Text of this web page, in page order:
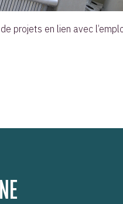
projets en lien avec